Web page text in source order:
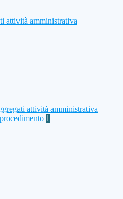
attività amministrativa
attività amministrativa
1